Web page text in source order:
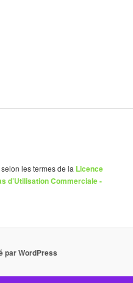
les termes de la Licence
d’Utilisation Commerciale -
par WordPress